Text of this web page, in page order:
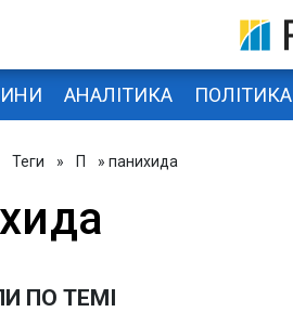
АНАЛІТИКА ПОЛІТИКА
Теги » П » панихида
ПО ТЕМІ